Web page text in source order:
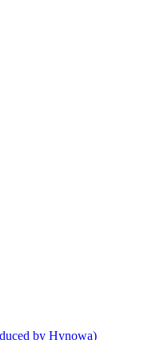
by Hynowa)